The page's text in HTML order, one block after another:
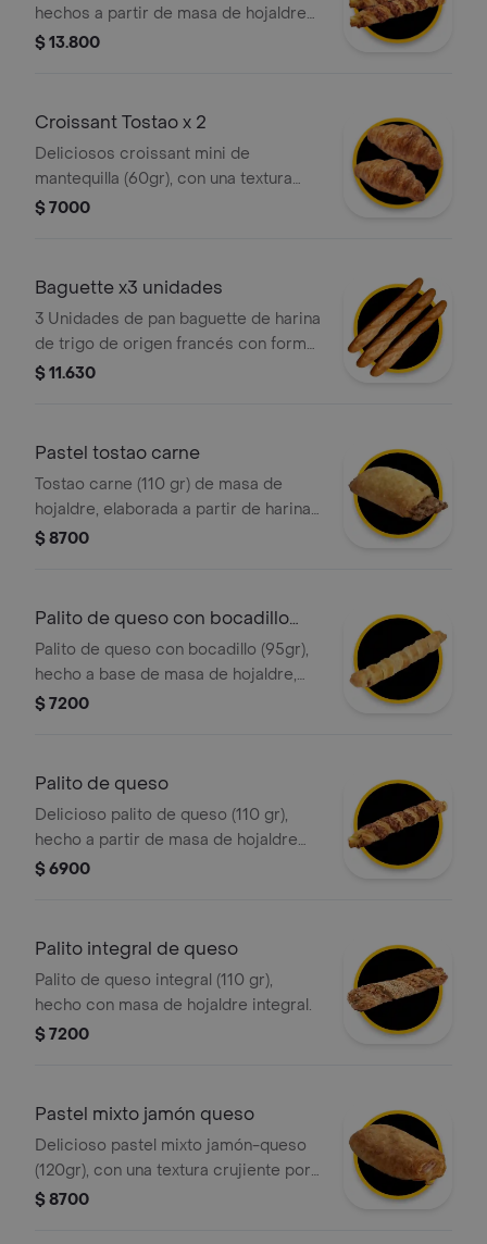
hechos a partir de masa de hojaldre
con relleno de queso
$ 13.800
Croissant Tostao x 2
Deliciosos croissant mini de
mantequilla (60gr), con una textura
crujiente por fuera y suave por
mantequilla. ¡perfecto para cualquier
momento del día!
$ 7000
Baguette x3 unidades
3 Unidades de pan baguette de harina
de trigo de origen francés con forma
alargada y corteza crujiente.
$ 11.630
Pastel tostao carne
Tostao carne (110 gr) de masa de
hojaldre, elaborada a partir de harina
de trigo fortificada, grasa vegetal y
$ 8700
Palito de queso con bocadillo
tostao
Palito de queso con bocadillo (95gr),
hecho a base de masa de hojaldre,
relleno de queso y bocadillo pulpa de
$ 7200
Palito de queso
Delicioso palito de queso (110 gr),
hecho a partir de masa de hojaldre
con relleno de queso
$ 6900
Palito integral de queso
Palito de queso integral (110 gr),
hecho con masa de hojaldre integral.
$ 7200
Pastel mixto jamón queso
Delicioso pastel mixto jamón-queso
(120gr), con una textura crujiente por
fuera y suave por dentro, elaborado
$ 8700